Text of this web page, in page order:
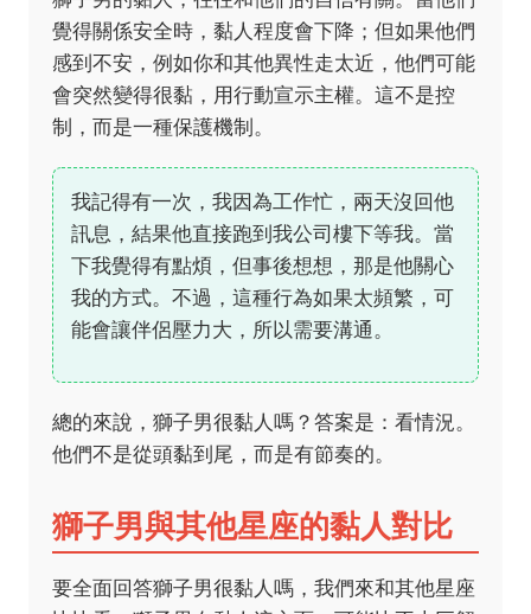
覺得關係安全時，黏人程度會下降；但如果他們
感到不安，例如你和其他異性走太近，他們可能
會突然變得很黏，用行動宣示主權。這不是控
制，而是一種保護機制。
我記得有一次，我因為工作忙，兩天沒回他
訊息，結果他直接跑到我公司樓下等我。當
下我覺得有點煩，但事後想想，那是他關心
我的方式。不過，這種行為如果太頻繁，可
能會讓伴侶壓力大，所以需要溝通。
總的來說，獅子男很黏人嗎？答案是：看情況。
他們不是從頭黏到尾，而是有節奏的。
獅子男與其他星座的黏人對比
要全面回答獅子男很黏人嗎，我們來和其他星座